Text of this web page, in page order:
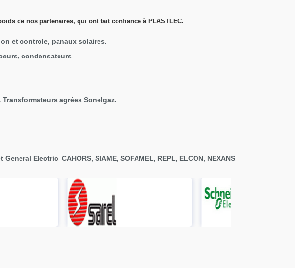
de nos partenaires, qui ont fait confiance à PLASTLEC.
et controle, panaux solaires.
condensateurs
agrées Sonelgaz.
Electric, CAHORS, SIAME, SOFAMEL, REPL, ELCON, NEXANS,